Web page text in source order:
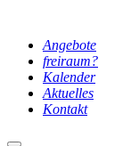
Angebote
freiraum?
Kalender
Aktuelles
Kontakt